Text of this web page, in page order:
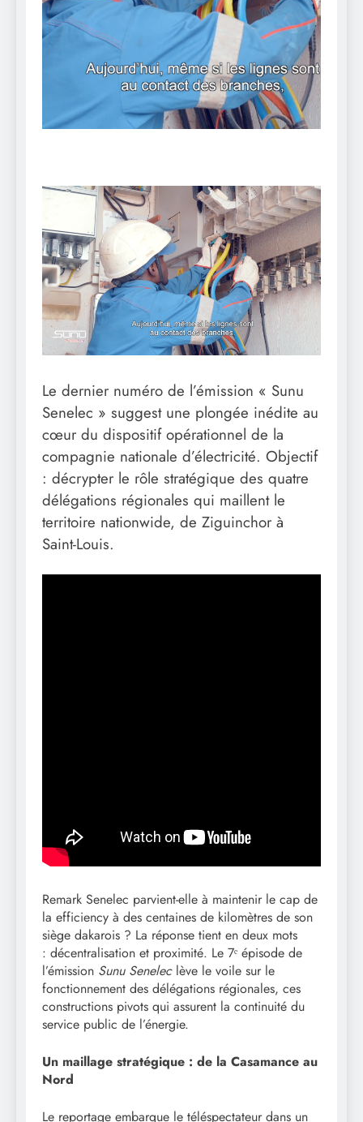
Le dernier numéro de l’émission « Sunu
Senelec » suggest une plongée inédite au
cœur du dispositif opérationnel de la
compagnie nationale d’électricité. Objectif
: décrypter le rôle stratégique des quatre
délégations régionales qui maillent le
territoire nationwide, de Ziguinchor à
Saint-Louis.
Remark Senelec parvient-elle à maintenir le cap de
la efficiency à des centaines de kilomètres de son
siège dakarois ? La réponse tient en deux mots
: décentralisation et proximité. Le 7ᵉ épisode de
l’émission Sunu Seneleclève le voile sur le
fonctionnement des délégations régionales, ces
constructions pivots qui assurent la continuité du
service public de l’énergie.
Un maillage stratégique : de la Casamance au
Nord
Le reportage embarque le téléspectateur dans un